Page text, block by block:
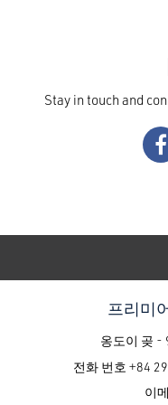
Stay in touch and
프리미
옹도이 곶 -
전화 번호 +84
이